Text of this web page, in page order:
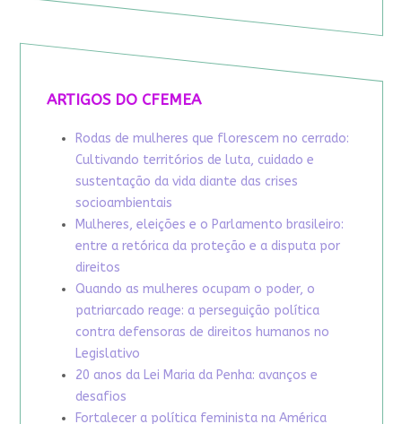
ARTIGOS DO CFEMEA
Rodas de mulheres que florescem no cerrado:
Cultivando territórios de luta, cuidado e
sustentação da vida diante das crises
socioambientais
Mulheres, eleições e o Parlamento brasileiro:
entre a retórica da proteção e a disputa por
direitos
Quando as mulheres ocupam o poder, o
patriarcado reage: a perseguição política
contra defensoras de direitos humanos no
Legislativo
20 anos da Lei Maria da Penha: avanços e
desafios
Fortalecer a política feminista na América